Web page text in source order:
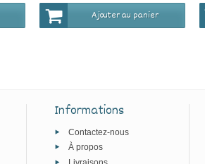
Ajouter au panier
Informations
Contactez-nous
À propos